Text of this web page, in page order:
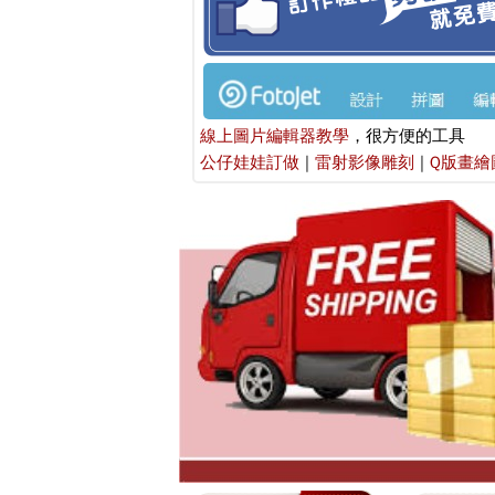
線上圖片編輯器教學 ，很方便的工具
公仔娃娃訂做 |雷射影像雕刻 |Q版畫繪